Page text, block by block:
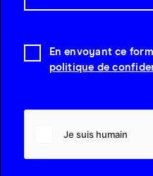
En envoyant ce
politique de